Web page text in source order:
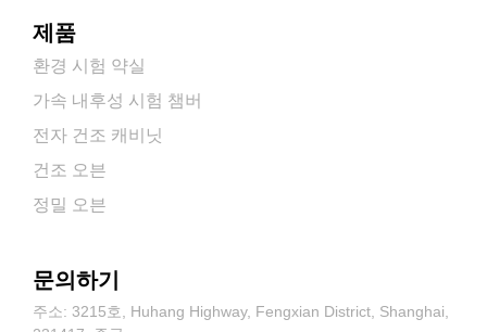
제품
환경 시험 약실
가속 내후성 시험 챔버
전자 건조 캐비닛
건조 오븐
정밀 오븐
문의하기
주소: 3215호, Huhang Highway, Fengxian District, Shanghai,